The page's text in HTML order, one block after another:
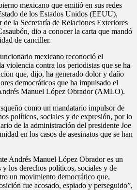
mexicano que emitió en sus redes
de los Estados Unidos (EEUU),
la Secretaría de Relaciones Exteriores
dio a conocer la carta que mandó
de canciller.
mexicano reconoció el
violencia contra los periodistas que se ha
que, dijo, ha generado dolor y daño
democráticos que ha impulsado el
Manuel López Obrador (AMLO).
como un mandatario impulsor de
políticos, sociales y de expresión, por lo
de la administración del presidente Joe
en los casos de asesinatos que se han
Andrés Manuel López Obrador es un
los derechos políticos, sociales y de
un movimiento democrático que,
fue acosado, espiado y perseguido”,